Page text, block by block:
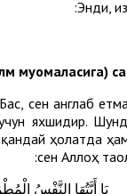
Энди,
сен англаб
яхшидир.
ҳолатда
сен Аллоҳ
يَا أَيَّتُهَا النَّفْسُ